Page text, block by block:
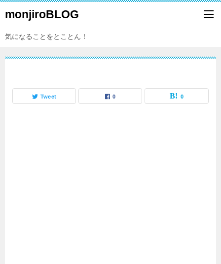
monjiroBLOG
気になることをとことん！
Tweet 0 0